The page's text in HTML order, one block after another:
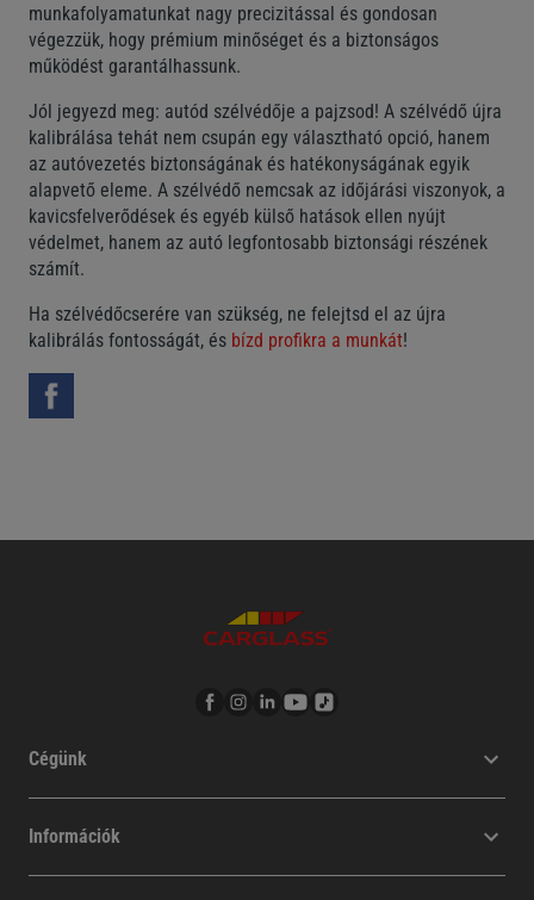
munkafolyamatunkat nagy precizitással és gondosan
végezzük, hogy prémium minőséget és a biztonságos
működést garantálhassunk.
Jól jegyezd meg: autód szélvédője a pajzsod! A szélvédő újra
kalibrálása tehát nem csupán egy választható opció, hanem
az autóvezetés biztonságának és hatékonyságának egyik
alapvető eleme. A szélvédő nemcsak az időjárási viszonyok, a
kavicsfelverődések és egyéb külső hatások ellen nyújt
védelmet, hanem az autó legfontosabb biztonsági részének
számít.
Ha szélvédőcserére van szükség, ne felejtsd el az újra
kalibrálás fontosságát, és bízd profikra a munkát!
Cégünk
Információk